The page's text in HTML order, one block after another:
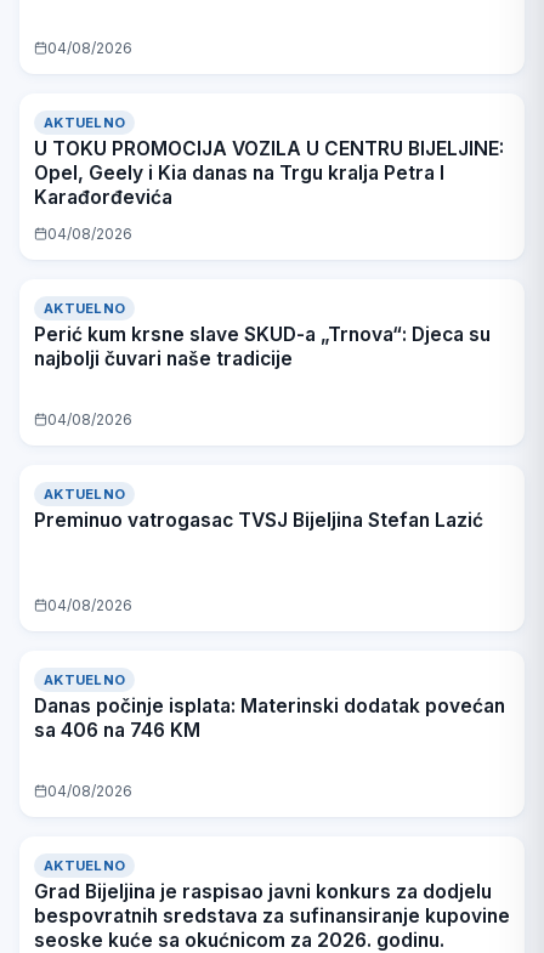
04/08/2026
AKTUELNO
U TOKU PROMOCIJA VOZILA U CENTRU BIJELJINE:
Opel, Geely i Kia danas na Trgu kralja Petra I
Karađorđevića
04/08/2026
AKTUELNO
Perić kum krsne slave SKUD-a „Trnova“: Djeca su
najbolji čuvari naše tradicije
04/08/2026
AKTUELNO
Preminuo vatrogasac TVSJ Bijeljina Stefan Lazić
04/08/2026
AKTUELNO
Danas počinje isplata: Materinski dodatak povećan
sa 406 na 746 KM
04/08/2026
AKTUELNO
Grad Bijeljina je raspisao javni konkurs za dodjelu
bespovratnih sredstava za sufinansiranje kupovine
seoske kuće sa okućnicom za 2026. godinu.